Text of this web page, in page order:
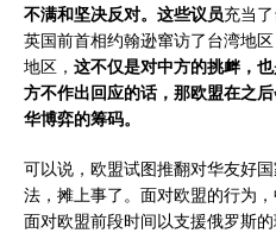
不满和坚决反对。这些议员充当
英国前首相约翰逊窜访了台湾地
地区， 这不仅是对中方的挑衅，
方不作出回应的话，那欧盟在之
华博弈的筹码。
可以说，欧盟试图推翻对华友好
法，摊上事了。面对欧盟的行为
面对欧盟前段时间以支援俄罗斯